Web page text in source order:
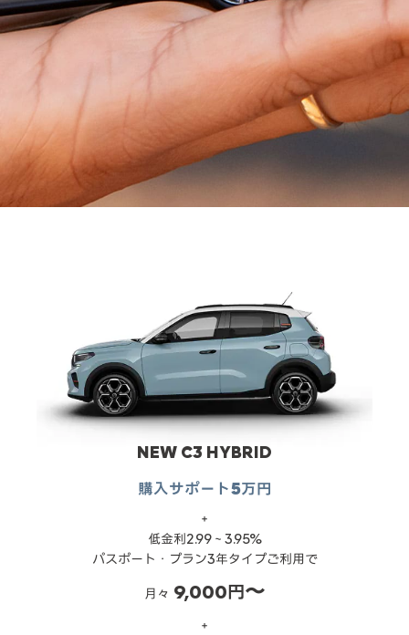
NEW C3 HYBRID
購入サポート5万円
＋
低金利2.99～3.95%
パスポート・プラン3年タイプご利用で
月々 9,000円〜
＋